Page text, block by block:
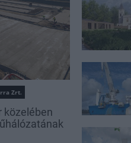
Zrt.
közelében